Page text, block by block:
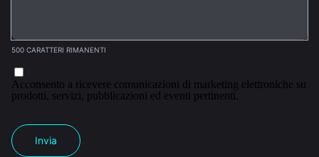
500 CARATTERI RIMANENTI
Acconsento a ricevere comunicazioni di marketing elettroniche su
prodotti, servizi, pubblicazioni ed eventi pertinenti.
Invia